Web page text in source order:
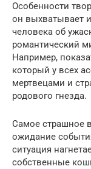
Особенности
он выхватывает
человека об
романтический
Например,
который у всех
мертвецами и
родового гнезда.
Самое страшное
ожидание
ситуация
собственные